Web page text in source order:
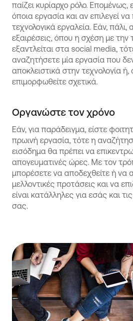
παίζει κυρίαρχο ρόλο. Επομένως,
όποια εργασία και αν επιλεγεί να
τεχνολογικά εργαλεία. Εάν, πάλι,
εξαιρέσεις, όπου η σχέση με την
εξαντλείται στα social media,
αναζητήσετε μία εργασία που
αποκλειστικά στην τεχνολογία
επιμορφωθείτε σχετικά.
Οργανώστε τον χρόνο
Εάν, για παράδειγμα, είστε
πρωινή εργασία, τότε η
εισόδημα θα πρέπει να
απογευματινές ώρες. Με τον
μπορέσετε να αποδεχθείτε ή να
μελλοντικές προτάσεις και να
είναι κατάλληλες για εσάς και
σας.